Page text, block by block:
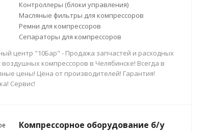
Контроллеры (блоки управления)
Масляные фильтры для компрессоров
Ремни для компрессоров
Сепараторы для компрессоров
центр "10Бар" - Продажа запчастей и расходных
компрессоров в Челябинске! Всегда в
цены! Цена от производителей! Гарантия!
Сервис!
Компрессорное оборудование б/у